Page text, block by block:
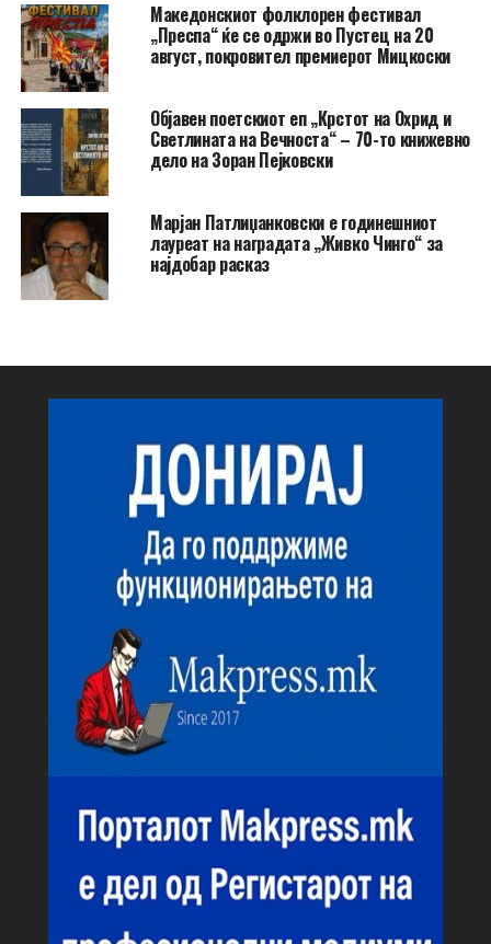
Македонскиот фолклорен фестивал
„Преспа“ ќе се одржи во Пустец на 20
август, покровител премиерот Мицкоски
Објавен поетскиот еп „Крстот на Охрид и
Светлината на Вечноста“ – 70-то книжевно
дело на Зоран Пејковски
Марјан Патлиџанковски е годинешниот
лауреат на наградата „Живко Чинго“ за
најдобар расказ